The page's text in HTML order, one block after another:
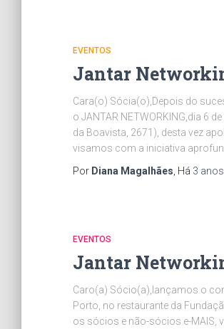
EVENTOS
Jantar
Cara(o) Sócia(o),Depois do
o JANTAR NETWORKING,dia 6
da Boavista, 2671), desta vez
visamos com a iniciativa
Por Diana Magalhães , Há 3 anos
EVENTOS
Jantar
Caro(a) Sócio(a),lançamos o
Porto, no restaurante da
os sócios e não-sócios e-MAIS,